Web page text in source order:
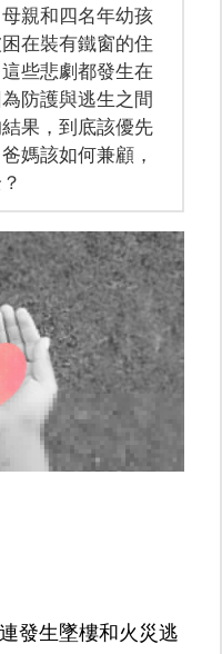
親和四名年幼孩
在裝有鐵窗的住
些悲劇都發生在
防護與逃生之間
果，到底該優先
媽該如何兼顧，
發生墜樓和火災逃